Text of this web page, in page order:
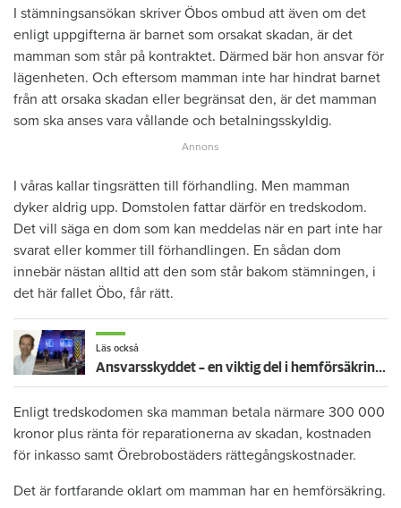
I stämningsansökan skriver Öbos ombud att även om det
enligt uppgifterna är barnet som orsakat skadan, är det
mamman som står på kontraktet. Därmed bär hon ansvar för
lägenheten. Och eftersom mamman inte har hindrat barnet
från att orsaka skadan eller begränsat den, är det mamman
som ska anses vara vållande och betalningsskyldig.
I våras kallar tingsrätten till förhandling. Men mamman
dyker aldrig upp. Domstolen fattar därför en tredskodom.
Det vill säga en dom som kan meddelas när en part inte har
svarat eller kommer till förhandlingen. En sådan dom
innebär nästan alltid att den som står bakom stämningen, i
det här fallet Öbo, får rätt.
Läs också
Ansvarsskyddet – en viktig del i hemförsäkringen
Enligt tredskodomen ska mamman betala närmare 300 000
kronor plus ränta för reparationerna av skadan, kostnaden
för inkasso samt Örebrobostäders rättegångskostnader.
Det är fortfarande oklart om mamman har en hemförsäkring.